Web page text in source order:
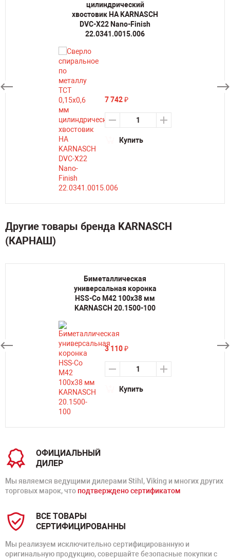
цилиндрический
хвостовик HA KARNASCH
DVC-X22 Nano-Finish
22.0341.0015.006
7 742₽
Купить
Другие товары бренда KARNASCH
(КАРНАШ)
Биметаллическая
универсальная коронка
HSS-Co M42 100х38 мм
KARNASCH 20.1500-100
3 110₽
Купить
ОФИЦИАЛЬНЫЙ
ДИЛЕР
Мы являемся ведущими дилерами Stihl, Viking и многих других
торговых марок, что подтверждено сертификатом
ВСЕ ТОВАРЫ
СЕРТИФИЦИРОВАННЫ
Мы реализуем исключительно сертифицированную и
оригинальную продукцию, совершайте безопасные покупки с